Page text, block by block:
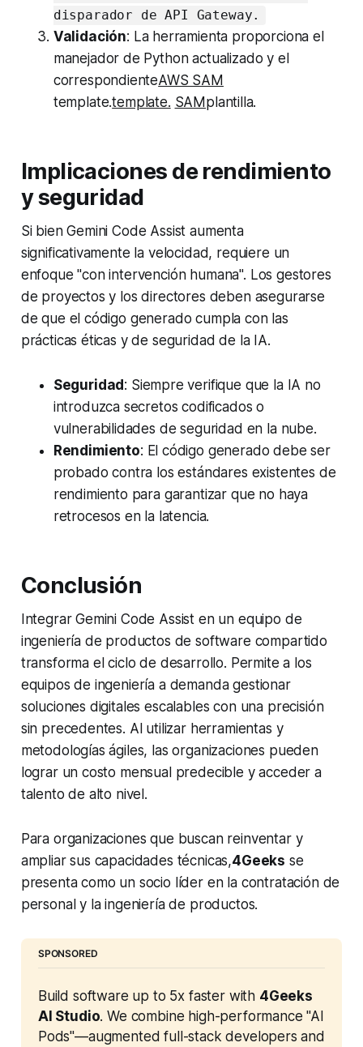
disparador de API Gateway.
Validación: La herramienta proporciona el
manejador de Python actualizado y el
correspondienteAWS SAM
template.template. SAM plantilla.
Implicaciones de rendimiento
y seguridad
Si bien Gemini Code Assist aumenta
significativamente la velocidad, requiere un
enfoque "con intervención humana". Los gestores
de proyectos y los directores deben asegurarse
de que el código generado cumpla con las
prácticas éticas y de seguridad de la IA.
Seguridad : Siempre verifique que la IA no
introduzca secretos codificados o
vulnerabilidades de seguridad en la nube.
Rendimiento: El código generado debe ser
probado contra los estándares existentes de
rendimiento para garantizar que no haya
retrocesos en la latencia.
Conclusión
Integrar Gemini Code Assist en un equipo de
ingeniería de productos de software compartido
transforma el ciclo de desarrollo. Permite a los
equipos de ingeniería a demanda gestionar
soluciones digitales escalables con una precisión
sin precedentes. Al utilizar herramientas y
metodologías ágiles, las organizaciones pueden
lograr un costo mensual predecible y acceder a
talento de alto nivel.
Para organizaciones que buscan reinventar y
ampliar sus capacidades técnicas,4Geeks se
presenta como un socio líder en la contratación de
personal y la ingeniería de productos.
SPONSORED
Build software up to 5x faster with 4Geeks
AI Studio. We combine high-performance "AI
Pods"—augmented full-stack developers and